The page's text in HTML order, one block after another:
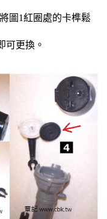
將圖1紅圈處的卡榫鬆
可更換。